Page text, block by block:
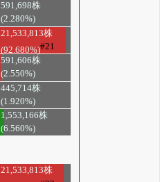
591,698株
(2.280%)
21,533,813株
(92.680%)#21
591,606株
(2.550%)
445,714株
(1.920%)
1,553,166株
(6.560%)
21,533,813株